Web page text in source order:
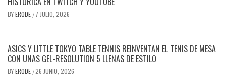
BYERODE / 7 JULIO, 2026
ASICS Y LITTLE TOKYO TABLE TENNIS REINVENTAN EL TENIS DE MESA
CON UNAS GEL-RESOLUTION 5 LLENAS DE ESTILO
BYERODE /26 JUNIO, 2026